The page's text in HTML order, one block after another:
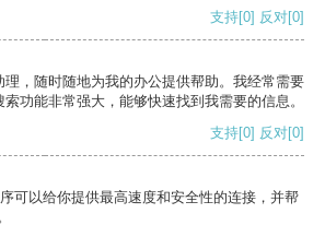
支持[0] 反对[0]
，随时随地为我的办公提供帮助。我经常需要
功能非常强大，能够快速找到我需要的信息。
支持[0] 反对[0]
可以给你提供最高速度和安全性的连接，并帮